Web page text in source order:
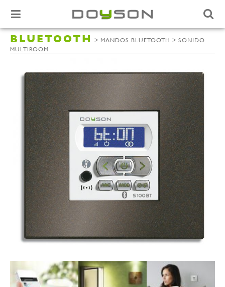
BLUETOOTH > MANDOS BLUETOOTH > SONIDO
MULTIROOM